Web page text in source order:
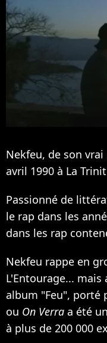
Nekfeu, de son
avril 1990 à La
Passionné de
le rap dans les
dans les rap
Nekfeu rappe en
L'Entourage... mais
album "Feu", porté
ou On Verra a été
à plus de 200 000